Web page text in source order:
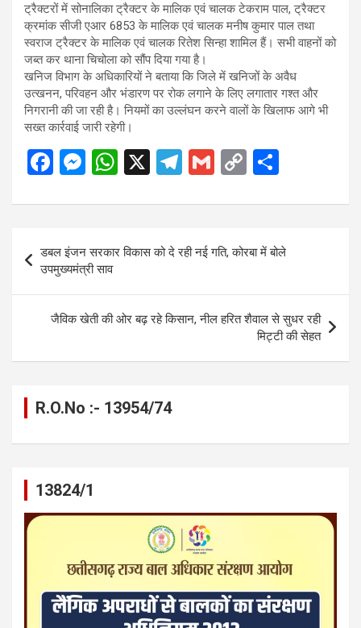
ट्रैक्टरों में सोनालिका ट्रैक्टर के मालिक एवं चालक टेकराम पाल, ट्रैक्टर
क्रमांक सीजी एआर 6853 के मालिक एवं चालक मनीष कुमार पाल तथा
स्वराज ट्रैक्टर के मालिक एवं चालक रितेश सिन्हा शामिल हैं। सभी वाहनों को
जब्त कर थाना चिचोला को सौंप दिया गया है।
खनिज विभाग के अधिकारियों ने बताया कि जिले में खनिजों के अवैध
उत्खनन, परिवहन और भंडारण पर रोक लगाने के लिए लगातार गश्त और
निगरानी की जा रही है। नियमों का उल्लंघन करने वालों के खिलाफ आगे भी
सख्त कार्रवाई जारी रहेगी।
F
ce
o
o
k
M
se
g
er
W
at
s
A
p
p
X
T
e
gr
a
m
G
ail
C
py
Li
n
k
ar
e
navigation
डबल इंजन सरकार विकास को दे रही नई गति, कोरबा में बोले
उपमुख्यमंत्री साव
जैविक खेती की ओर बढ़ रहे किसान, नील हरित शैवाल से सुधर रही
मिट्टी की सेहत
R.O.No :- 13954/74
13824/1